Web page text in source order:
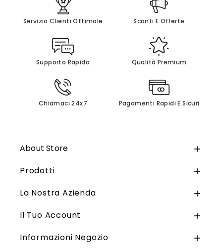
Servizio Clienti Ottimale Sconti E Offerte
Supporto Rapido Qualità Premium
Chiamaci 24x7 Pagamenti Rapidi E Sicuri
About Store 
Prodotti 
La Nostra Azienda 
Il Tuo Account 
Informazioni Negozio 